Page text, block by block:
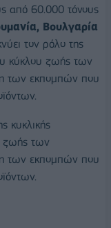
από 60.000 τόνους
Βουλγαρία
τον ρόλο της
κύκλου ζωής των
των εκπομπών που
κυκλικής
ζωής των
των εκπομπών που